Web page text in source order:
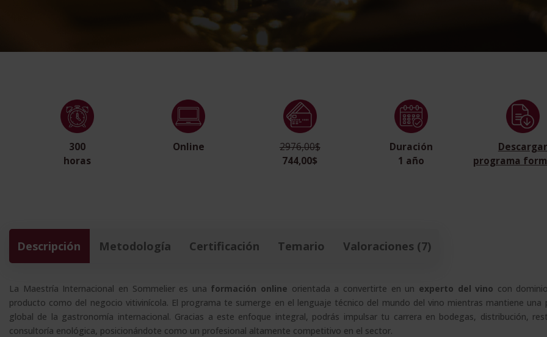
300
horas
Online
2976,00$
744,00$
Duración
1 año
Descargar
programa
Descripción Metodología Certificación Temario Valoraciones (7)
La Maestría Internacional en Sommelier es una formación online orientada a convertirte en un experto del vino con
producto como del negocio vitivinícola. El programa te sumerge en el lenguaje técnico del mundo del vino mientras mantiene una
global de la gastronomía internacional. Gracias a este enfoque integral, podrás impulsar tu carrera en bodegas, distribución,
consultoría enológica, posicionándote como un profesional altamente competitivo en el sector.